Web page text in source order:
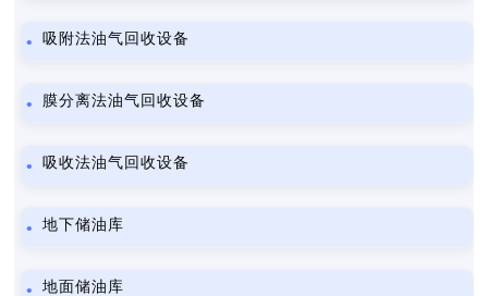
吸附法油气回收设备
膜分离法油气回收设备
吸收法油气回收设备
地下储油库
地面储油库